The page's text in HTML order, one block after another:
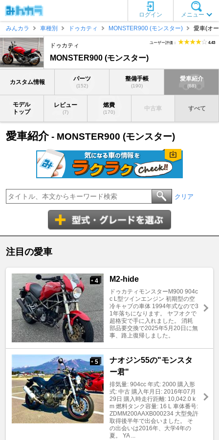
メニュー
ログイン
みんカラ
車種別 ドゥカティ MONSTER900 (モンスター) 愛車(オ
ドゥカティ
MONSTER900 (モンスター)
ユーザー評価： 4.43
カスタム情報 パーツ
(152)
整備手帳
(190)
愛車紹介
(68)
モデル
トップ
レビュー
(7)
燃費
(170)
中古車 すべて
愛車紹介- MONSTER900 (モンスター)
クリア
注目の愛車
+ 4 M2-hide
ドゥカティモンスターM900 904c
c L型ツインエンジン 初期型の空
冷キャブの車体 1994年式なので3
1年落ちになります。 ヤフオクで
超格安で手に入れました。 消耗
部品要交換で2025年5月20日に無
事、路上復帰しました。
+ 5
ナオジン55の"モンスタ
ー君"
排気量: 904cc 年式: 2000 購入形
式: 中古 購入年月日: 2016年07月
29日 購入時走行距離: 10,042.0 k
m 燃料タンク容量: 16 L 車体番号:
ZDMM200AAXB000234 大型免許
取得後半年で出会いました。 そ
の出会いは2016年、大学4年の
夏。 YA ...